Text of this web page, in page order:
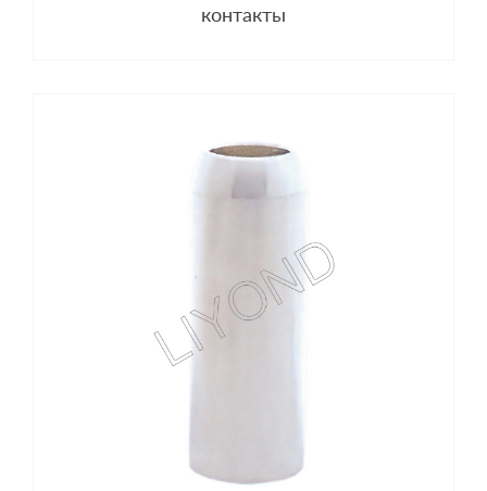
контакты